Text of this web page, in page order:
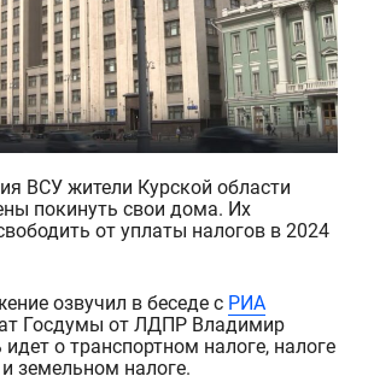
покинуть свои дома. Их
от уплаты налогов в 2024
озвучил в беседе с РИА
Госдумы от ЛДПР Владимир
о транспортном налоге, налоге
земельном налоге.